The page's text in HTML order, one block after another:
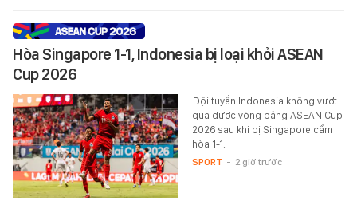
Hòa Singapore 1-1, Indonesia bị loại khỏi ASEAN
Cup 2026
Đội tuyển Indonesia không vượt
qua được vòng bảng ASEAN Cup
2026 sau khi bị Singapore cầm
hòa 1-1.
SPORT - 2 giờ trước